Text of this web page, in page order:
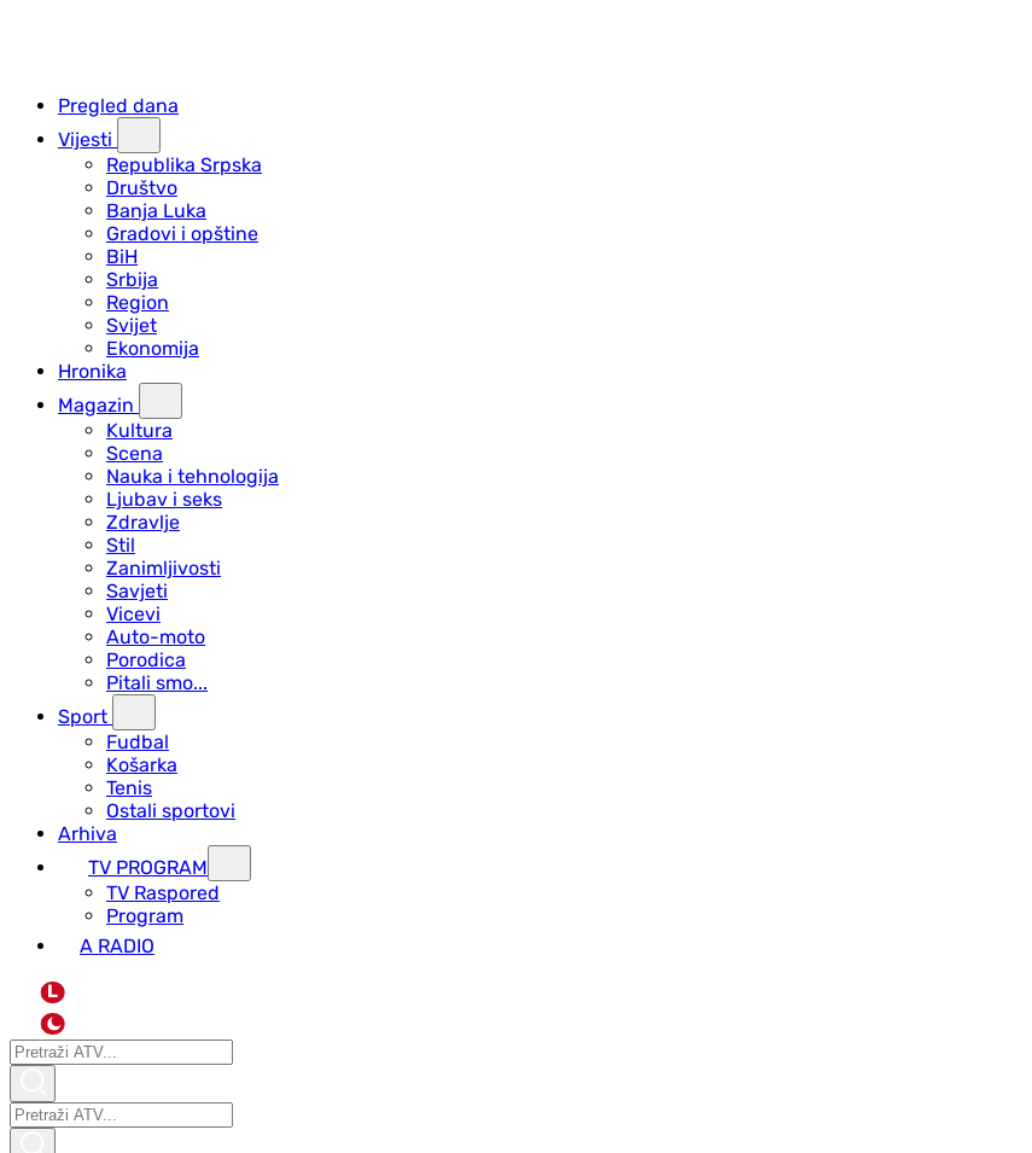
Pregled dana
Vijesti
Republika Srpska
Društvo
Banja Luka
Gradovi i opštine
BiH
Srbija
Region
Svijet
Ekonomija
Hronika
Magazin
Kultura
Scena
Nauka i tehnologija
Ljubav i seks
Zdravlje
Stil
Zanimljivosti
Savjeti
Vicevi
Auto-moto
Porodica
Pitali smo...
Sport
Fudbal
Košarka
Tenis
Ostali sportovi
Arhiva
TV PROGRAM
ТV Raspored
Program
A RADIO
L